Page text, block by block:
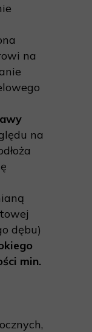
na
na
dębu)
min.